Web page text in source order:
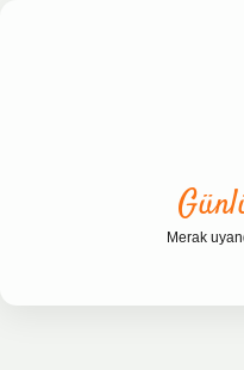
Merak